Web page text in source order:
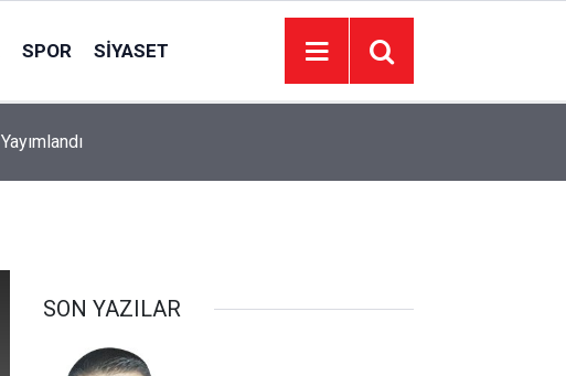
SPOR SIYASET
SON YAZILAR